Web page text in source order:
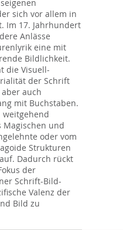
sich vor allem in
Im 17. Jahrhundert
Anlässe
eine mit
Bildlichkeit.
die Visuell-
der Schrift
auch
mit Buchstaben.
weitgehend
Magischen und
oder vom
Strukturen
Dadurch rückt
der
Schrift-Bild-
Valenz der
Bild zu